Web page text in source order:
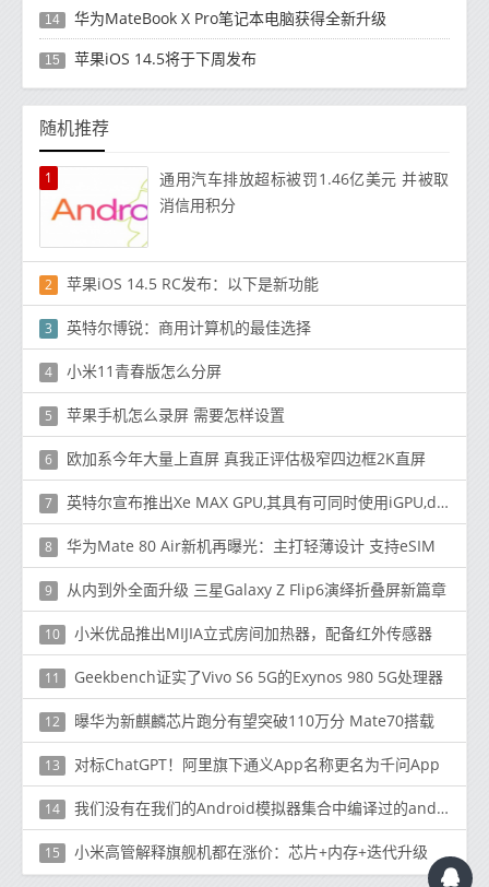
14 华为MateBook X Pro笔记本电脑获得全新升级
15 苹果iOS 14.5将于下周发布
随机推荐
1
通用汽车排放超标被罚1.46亿美元 并被取
消信用积分
2 苹果iOS 14.5 RC发布：以下是新功能
3 英特尔博锐：商用计算机的最佳选择
4 小米11青春版怎么分屏
5 苹果手机怎么录屏 需要怎样设置
6 欧加系今年大量上直屏 真我正评估极窄四边框2K直屏
7 英特尔宣布推出Xe MAX GPU,其具有可同时使用iGPU,dGPU和CPU的深度链接技术
8 华为Mate 80 Air新机再曝光：主打轻薄设计 支持eSIM
9 从内到外全面升级 三星Galaxy Z Flip6演绎折叠屏新篇章
10 小米优品推出MIJIA立式房间加热器，配备红外传感器
11 Geekbench证实了Vivo S6 5G的Exynos 980 5G处理器
12 曝华为新麒麟芯片跑分有望突破110万分 Mate70搭载
13 对标ChatGPT！阿里旗下通义App名称更名为千问App
14 我们没有在我们的Android模拟器集合中编译过的android模拟器
15 小米高管解释旗舰机都在涨价：芯片+内存+迭代升级